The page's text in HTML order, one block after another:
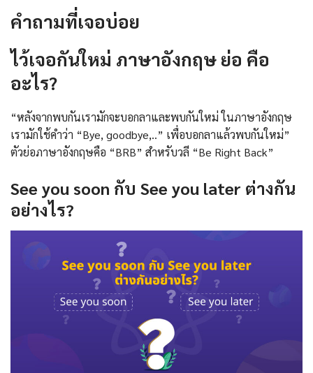
คำถามที่เจอบ่อย
ไว้เจอกันใหม่ ภาษาอังกฤษ ย่อ คือ
อะไร?
“หลังจากพบกันเรามักจะบอกลาและพบกันใหม่ ในภาษาอังกฤษ
เรามักใช้คำว่า “Bye, goodbye,..” เพื่อบอกลาแล้วพบกันใหม่”
ตัวย่อภาษาอังกฤษคือ “BRB” สำหรับวลี “Be Right Back”
See you soon กับ See you later ต่างกัน
อย่างไร?